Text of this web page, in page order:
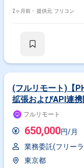
応 ・メディアやMMPと
2ヶ月前・ 提供元: フリコン
(フルリモート)【
拡張およびAPI連
フルリモート
650,000円/月
業務委託(フリー
東京都